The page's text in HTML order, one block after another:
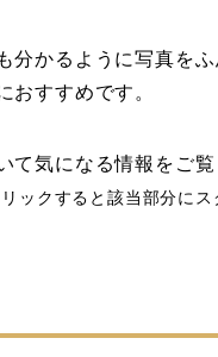
分かるように写真をふ
おすすめです。
て気になる情報をご覧
ックすると該当部分にス